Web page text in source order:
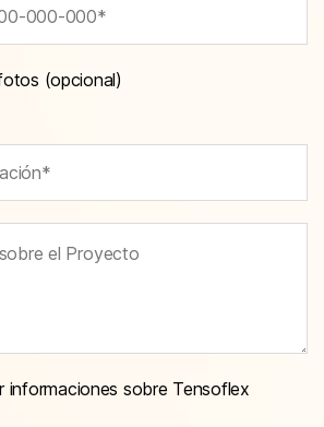
(opcional)
informaciones sobre Tensoflex